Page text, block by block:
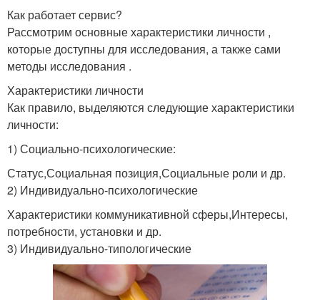
Как работает сервис?
Рассмотрим основные характеристики личности ,
которые доступны для исследования, а также сами
методы исследования .
Характеристики личности
Как правило, выделяются следующие характеристики
личности:
1) Социально-психологические:
Статус,Социальная позиция,Социальные роли и др.
2) Индивидуально-психологические
Характеристики коммуникативной сферы,Интересы,
потребности, установки и др.
3) Индивидуально-типологические